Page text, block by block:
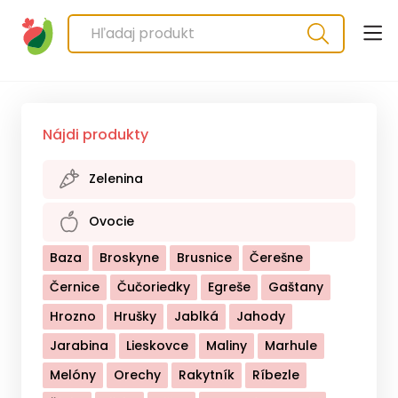
Nájdi produkty
Zelenina
Baklažán Brokolica
Cuketa
Cvikla Hríby
Kaleráb
Kapusta Biela
Kapusta Červená
Kapusta Kyslá
Karfiol Kel
Kôpor
Kukurica
Kvaka Mangold
Mrkva
Mungo
Ostatné - Zelenina
Paprika
Paprika Chilli
Paštrňák Pažítka
Petržlen
Ovocie
Baza Broskyne Brusnice
Čerešne
Černice
Čučoriedky Egreše
Gaštany
Hrozno
Hrušky Jablká
Jahody
Jarabina
Lieskovce Maliny
Marhule
Melóny
Orechy Rakytník
Ríbezle